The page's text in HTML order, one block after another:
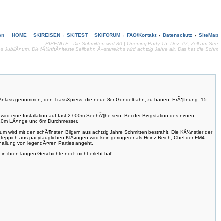
HOME SKIREISEN SKITEST SKIFORUM FAQ/Kontakt Datenschutz
SiteMap
PIPENITE | Die Schmitten wird 80 | Opening Party 15. Dez. 07, Zell am See
JubilÃ¤um. Die fÃ¼nftÃ¤lteste Seilbahn Ã–sterreichs wird achtzig Jahre alt. Das hat die Schm
genommen, den TrassXpress, die neue 8er Gondelbahn, zu bauen. ErÃ¶ffnung: 15.
eine Installation auf fast 2.000m SeehÃ¶he sein. Bei der Bergstation des neuen
LÃ¤nge und 6m Durchmesser.
wird mit den schÃ¶nsten Bildern aus achtzig Jahre Schmitten bestrahlt. Die KÃ¼nstler der
aus partytauglichen KlÃ¤ngen wird kein geringerer als Heinz Reich, Chef der FM4
von legendÃ¤ren Parties angeht.
ihren langen Geschichte noch nicht erlebt hat!